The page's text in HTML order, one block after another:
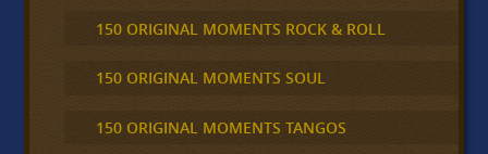
150 ORIGINAL MOMENTS ROCK & ROLL
150 ORIGINAL MOMENTS SOUL
150 ORIGINAL MOMENTS TANGOS